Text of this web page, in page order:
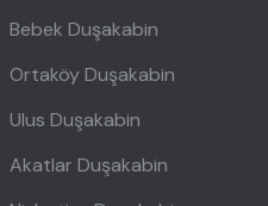
Bebek Duşakabin
Ortaköy Duşakabin
Ulus Duşakabin
Akatlar Duşakabin